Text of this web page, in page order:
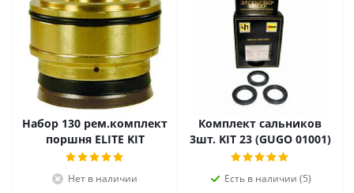
Набор 130 рем.комплект
поршня ELITE KIT
Нет в наличии
Комплект сальников
3шт. KIT 23 (GUGO 01001)
Есть в наличии (5)